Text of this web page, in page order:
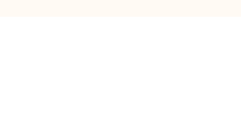
est un